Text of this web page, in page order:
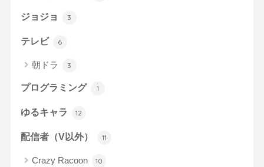
ジョジョ 3
テレビ 6
朝ドラ 3
プログラミング 1
ゆるキャラ 12
配信者（V以外） 11
Crazy Racoon 10